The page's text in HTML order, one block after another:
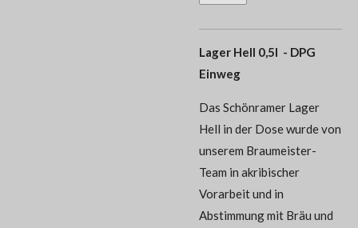
Lager Hell 0,5l - DPG
Einweg
Das Schönramer Lager
Hell in der Dose wurde von
unserem Braumeister-
Team in akribischer
Vorarbeit und in
Abstimmung mit Bräu und